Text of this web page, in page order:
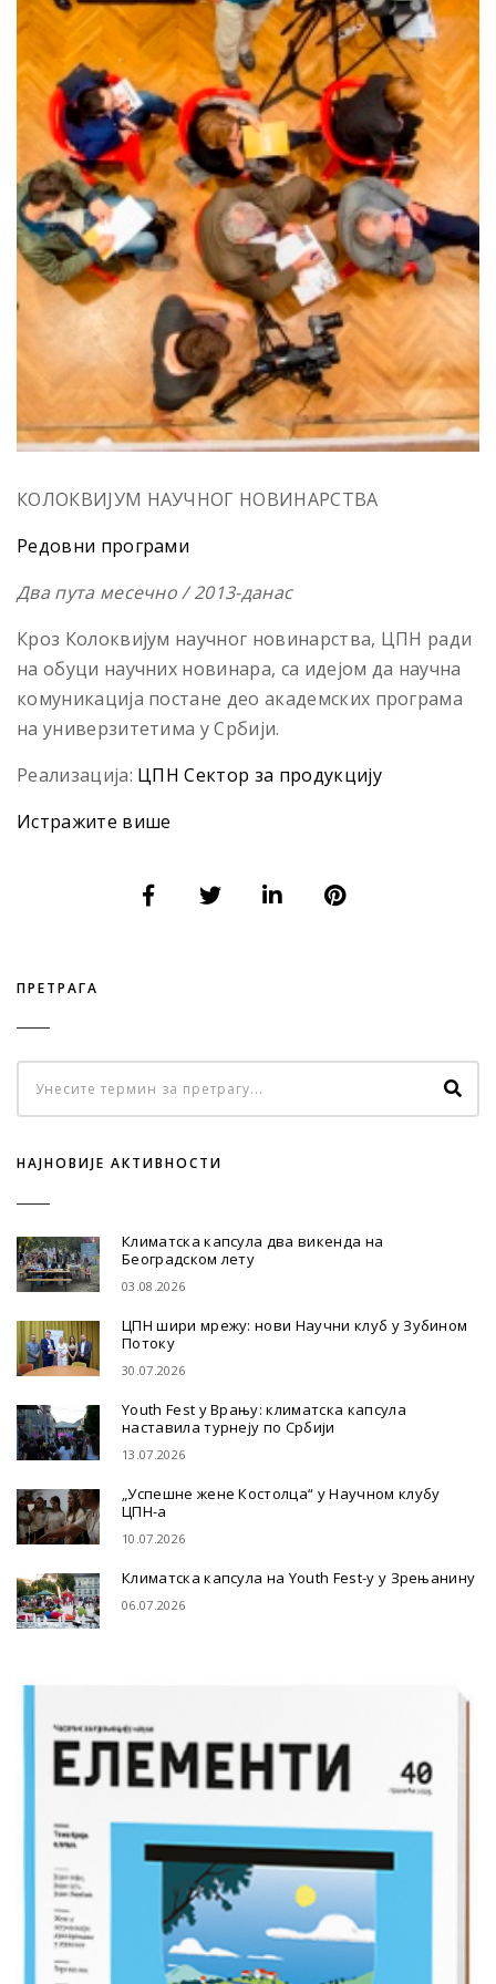
КОЛОКВИЈУМ НАУЧНОГ НОВИНАРСТВА
Редовни програми
Два пута месечно / 2013-данас
Кроз Колоквијум научног новинарства, ЦПН ради
на обуци научних новинара, са идејом да научна
комуникација постане део академских програма
на универзитетима у Србији.
Реализација: ЦПН Сектор за продукцију
Истражите више
ПРЕТРАГА
НАЈНОВИЈЕ АКТИВНОСТИ
Климатска капсула два викенда на
Београдском лету
03.08.2026
ЦПН шири мрежу: нови Научни клуб у Зубином
Потоку
30.07.2026
Youth Fest у Врању: климатска капсула
наставила турнеју по Србији
13.07.2026
„Успешне жене Костолца“ у Научном клубу
ЦПН-а
10.07.2026
Климатска капсула на Youth Fest-у у Зрењанину
06.07.2026